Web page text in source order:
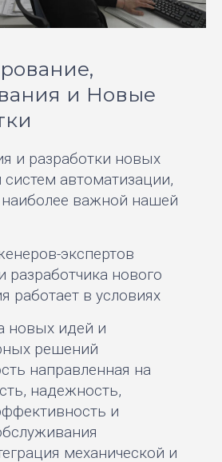
и Новые
и разработки новых
автоматизации,
важной нашей
экспертов
разработчика нового
работает в условиях
новых идей и
решений
направленная на
надежность,
и
механической и